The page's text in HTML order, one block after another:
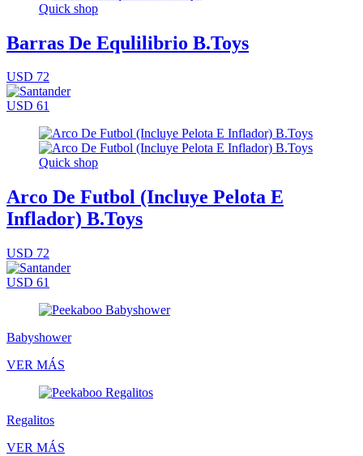
Quick shop
Barras De Equlilibrio B.Toys
USD 72
USD 61
Quick shop
Arco De Futbol (Incluye Pelota E
Inflador) B.Toys
USD 72
USD 61
Babyshower
VER MÁS
Regalitos
VER MÁS